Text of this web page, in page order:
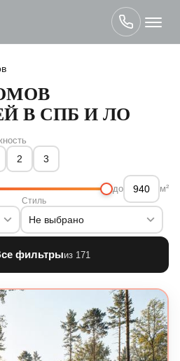
В СПБ И ЛО
2 3
до м²
Стиль
Не выбрано
фильтрыиз 171